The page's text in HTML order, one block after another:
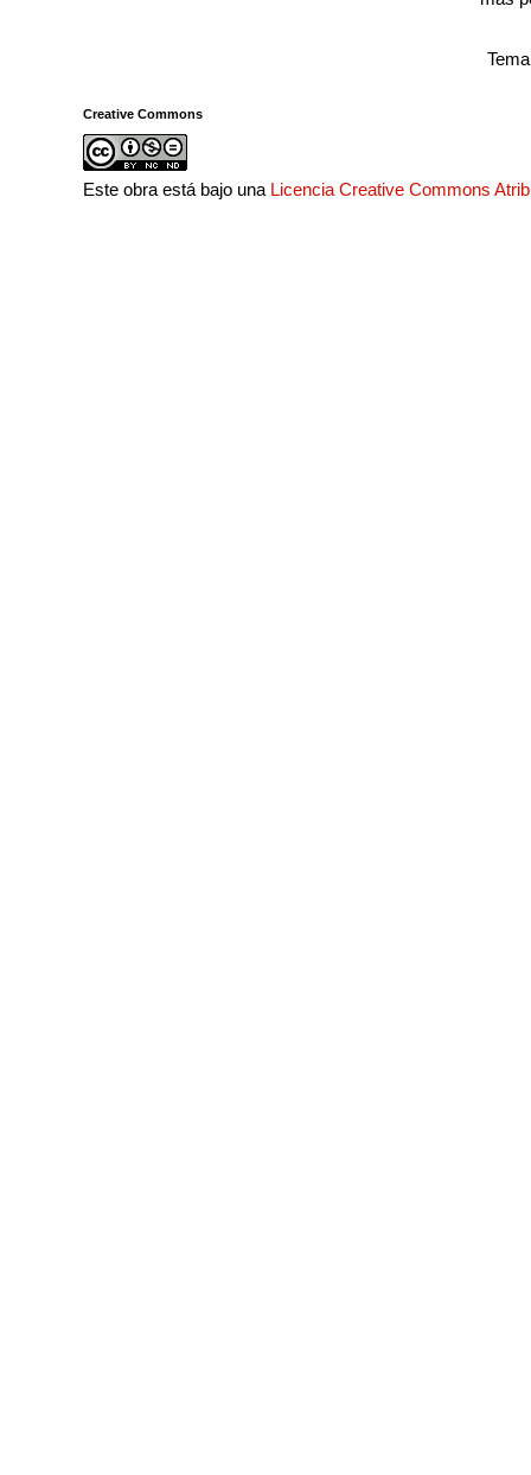
Creative Commons
Este obra está bajo una Licencia Creative Commons